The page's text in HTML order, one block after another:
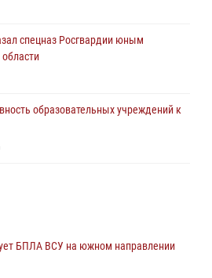
спецназ Росгвардии юным
образовательных учреждений к
в обеспечении безопасности Дня
БПЛА ВСУ на южном направлении